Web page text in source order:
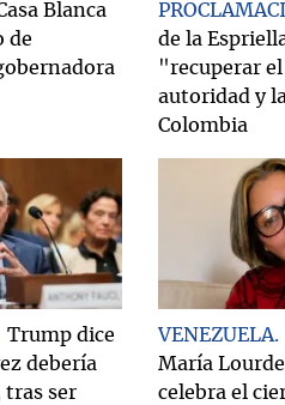
Blanca
de
de la
"recuperar
autoridad y
Colombia
Trump dice
debería
tras ser
VENEZUELA
María
celebra el